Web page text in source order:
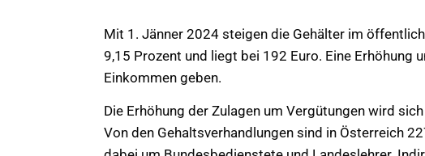
Mit 1. Jänner 2024 steigen die Gehälter im
9,15 Prozent und liegt bei 192 Euro. Eine Erhöhung
Einkommen geben.
Die Erhöhung der Zulagen um Vergütungen wird
Von den Gehaltsverhandlungen sind in Österreich